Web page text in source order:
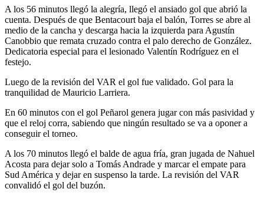
A los 56 minutos llegó la alegría, llegó el ansiado gol que abrió la
cuenta. Después de que Bentacourt baja el balón, Torres se abre al
medio de la cancha y descarga hacia la izquierda para Agustín
Canobbio que remata cruzado contra el palo derecho de González.
Dedicatoria especial para el lesionado Valentín Rodríguez en el
festejo.
Luego de la revisión del VAR el gol fue validado. Gol para la
tranquilidad de Mauricio Larriera.
En 60 minutos con el gol Peñarol genera jugar con más pasividad y
que el reloj corra, sabiendo que ningún resultado se va a oponer a
conseguir el torneo.
A los 70 minutos llegó el balde de agua fría, gran jugada de Nahuel
Acosta para dejar solo a Tomás Andrade y marcar el empate para
Sud América y dejar en suspenso la tarde. La revisión del VAR
convalidó el gol del buzón.